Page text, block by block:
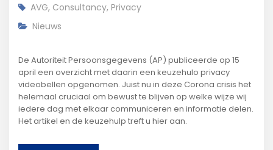
AVG, Consultancy, Privacy
Nieuws
De Autoriteit Persoonsgegevens (AP) publiceerde op 15
april een overzicht met daarin een keuzehulo privacy
videobellen opgenomen. Juist nu in deze Corona crisis het
helemaal cruciaal om bewust te blijven op welke wijze wij
iedere dag met elkaar communiceren en informatie delen.
Het artikel en de keuzehulp treft u hier aan.